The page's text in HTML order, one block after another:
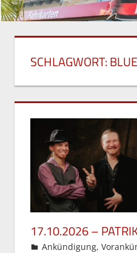
SCHLAGWORT:
17.10.2026 –
27. Mai 2026
Gordon Ohlendorf
Ankündigung,